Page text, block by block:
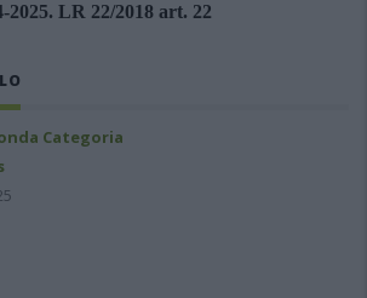
LR 22/2018 art. 22
Categoria